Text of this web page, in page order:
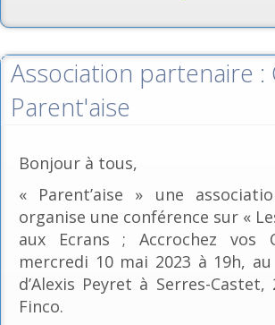
Association partenaire :
Parent'aise
Bonjour à tous,
« Parent’aise » une
organise une conférence sur «
aux Ecrans ; Accrochez vos
mercredi 10 mai 2023 à 19h,
d’Alexis Peyret à Serres-
Finco.